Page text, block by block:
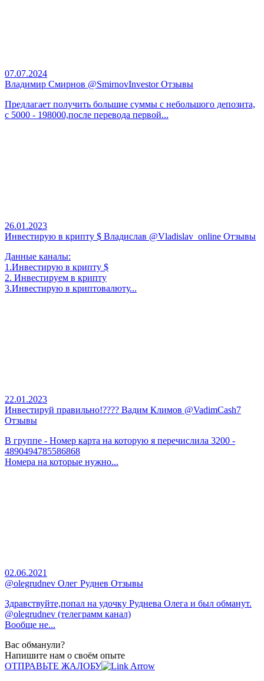
07.07.2024
Владимир Смирнов @SmirnovInvestor Отзывы
Предлагает получить большие суммы с небольшого депозита,
с 5000 - 198000,после перевода первой...
26.01.2023
Инвестирую в крипту $ Владислав @Vladislav_online Отзывы
Данные каналы:
1.Инвестирую в крипту $
2. Инвестируем в крипту
3.Инвестирую в криптовалюту...
22.01.2023
Инвестируй правильно!???? Вадим Климов @VadimCash7
Отзывы
В группе - Номер карта на которую я перечислила 3200 -
4890494785586868
Номера на которые нужно...
02.06.2021
@olegrudnev Олег Руднев Отзывы
Здравствуйте,попал на удочку Руднева Олега и был обманут.
@olegrudnev (телеграмм канал)
Вообще не...
Вас обманули?
Напишите нам о своём опыте
ОТПРАВЬТЕ ЖАЛОБУ